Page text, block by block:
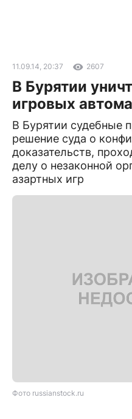
11.09.14, 20:37 2607
В Бурятии
игровых
В Бурятии судебные
решение суда о
доказательств,
делу о незаконной
азартных игр
Фото russianstock.ru